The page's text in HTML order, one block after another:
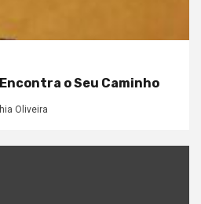
o Seu Caminho
Oliveira